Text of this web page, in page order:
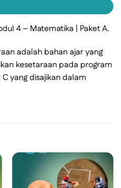
4 – Matematika | Paket A.
adalah bahan ajar yang
kesetaraan pada program
yang disajikan dalam